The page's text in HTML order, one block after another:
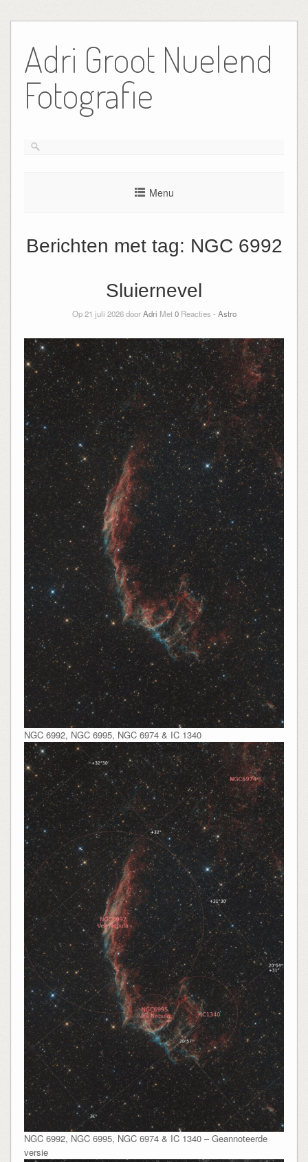
de
inhoud
Adri Groot Nuelend
Fotografie
Menu
Berichten met tag: NGC 6992
Sluiernevel
Op 21 juli 2026 doorAdri Met0Reacties - Astro
NGC 6992, NGC 6995, NGC 6974 & IC 1340
NGC 6992, NGC 6995, NGC 6974 & IC 1340 – Geannoteerde
versie